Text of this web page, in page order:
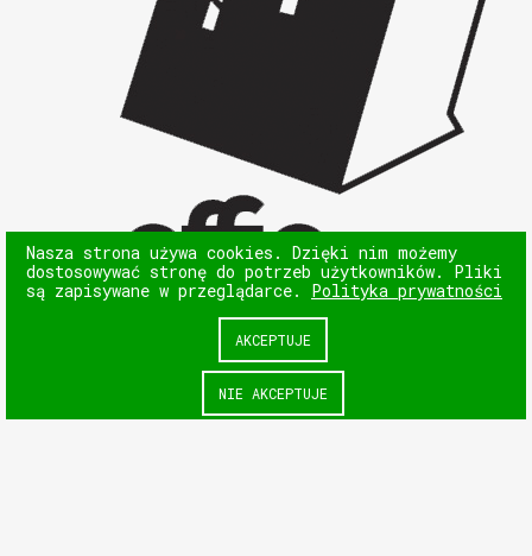
Nasza strona używa cookies. Dzięki nim możemy
dostosowywać stronę do potrzeb użytkowników. Pliki
są zapisywane w przeglądarce. Polityka prywatności
NIE AKCEPTUJE
AKCEPTUJE